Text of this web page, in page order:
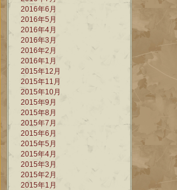
2016年6月
2016年5月
2016年4月
2016年3月
2016年2月
2016年1月
2015年12月
2015年11月
2015年10月
2015年9月
2015年8月
2015年7月
2015年6月
2015年5月
2015年4月
2015年3月
2015年2月
2015年1月